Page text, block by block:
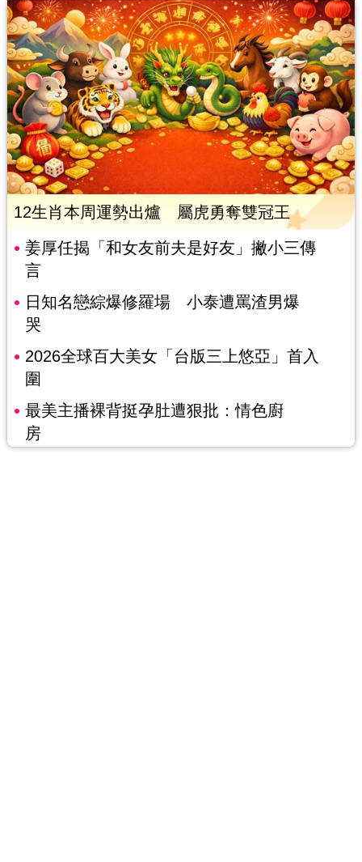
12生肖本周運勢出爐 屬虎勇奪雙冠王
姜厚任揭「和女友前夫是好友」撇小三傳
言
日知名戀綜爆修羅場 小泰遭罵渣男爆
哭
2026全球百大美女「台版三上悠亞」首入
圍
最美主播裸背挺孕肚遭狠批：情色廚
房